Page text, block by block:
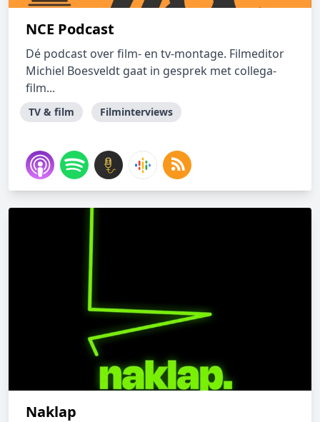
NCE Podcast
Dé podcast over film- en tv-montage. Filmeditor
Michiel Boesveldt gaat in gesprek met collega-
film...
TV & film Filminterviews
Naklap